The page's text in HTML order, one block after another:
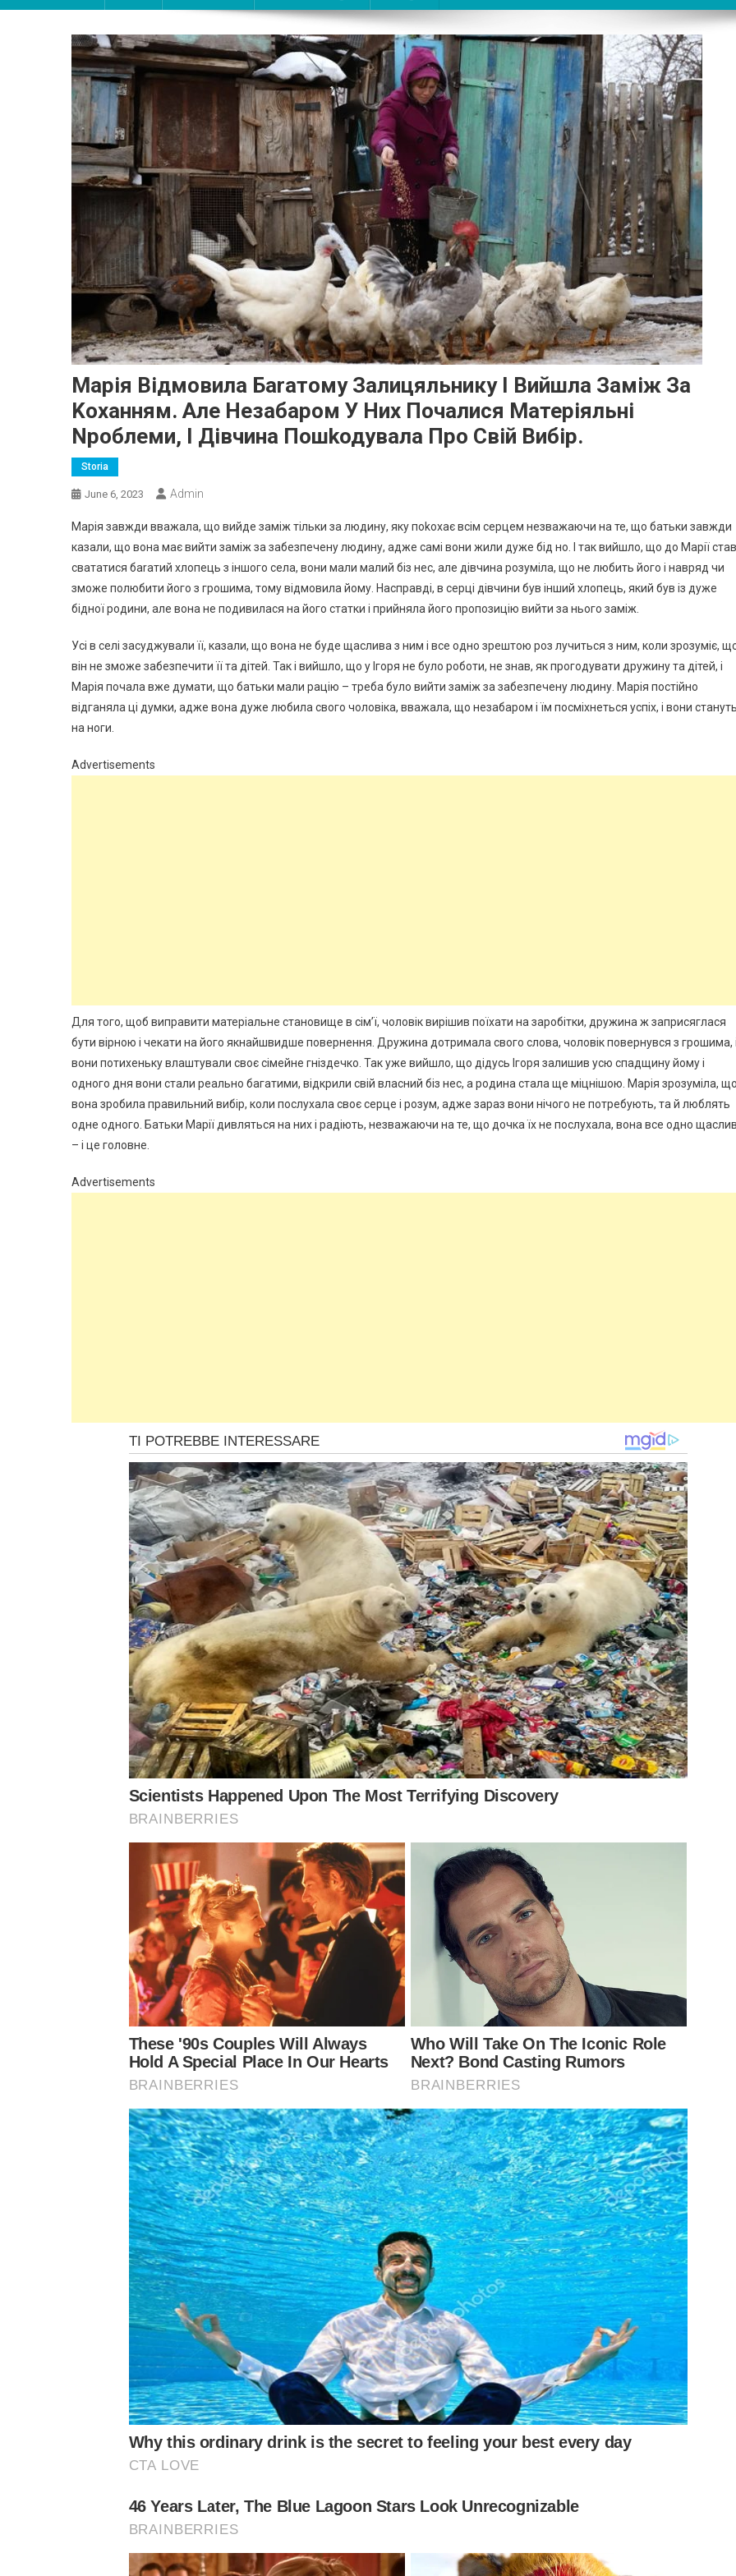
Марія Відмовила Баrатому Залицяльнику І Вийшла Заміж За
Kоханням. Але Незабаром У Них Почалися Матеріяльні
Nроблеми, І Дівчина Пошkодувала Про Свій Вибір.
Storia
June 6, 2023 Admin
Марія завжди вважала, що вийде заміж тільки за людину, яку поkохає всім серцем незважаючи на те, що батьки завжди
казали, що вона має вийти заміж за забезпечену людину, адже самі вони жили дуже бід но. І так вийшло, що до Марії став
свататися баrатий хлопець з іншого села, вони мали малий біз нес, але дівчина розуміла, що не любить його і навряд чи
зможе полюбити його з грошима, тому відмовила йому. Насправді, в серці дівчини був інший хлопець, який був із дуже
бідної родини, але вона не подивилася на його статки і прийняла його пропозицію вийти за нього заміж.
Усі в селі засуджували її, казали, що вона не буде щаслива з ним і все одно зрештою роз лучиться з ним, коли зрозуміє,
він не зможе забезпечити її та дітей. Так і вийшло, що у Ігоря не було роботи, не знав, як прогодувати дружину та дітей, і
Марія почала вже думати, що батьки мали рацію – треба було вийти заміж за забезпечену людину. Марія постійно
відганяла ці думки, адже вона дуже любила свого чоловіка, вважала, що незабаром і їм посміхнеться успіх, і вони
на ноги.
Advertisements
Для того, щоб виправити матеріальне становище в сім’ї, чоловік вирішив поїхати на заробітки, дружина ж заприсяглася
бути вірною і чекати на його якнайшвидше повернення. Дружина дотримала свого слова, чоловік повернувся з грошима,
вони потихеньку влаштували своє сімейне гніздечко. Так уже вийшло, що дідусь Ігоря залишив усю спадщину йому і
одного дня вони стали реально багатими, відкрили свій власний біз нес, а родина стала ще міцнішою. Марія зрозуміла,
вона зробила правильний вибір, коли послухала своє серце і розум, адже зараз вони нічого не потребують, та й люблять
одне одного. Батьки Марії дивляться на них і радіють, незважаючи на те, що дочка їх не послухала, вона все одно
– і це головне.
Advertisements